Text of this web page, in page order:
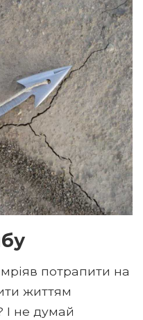
потрапити на
життям
І не думай